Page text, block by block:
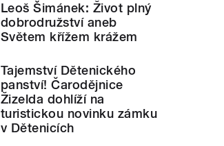
Leoš Šimánek: Život plný
dobrodružství aneb
Světem křížem krážem
Tajemství Dětenického
panství! Čarodějnice
Žizelda dohlíží na
turistickou novinku zámku
v Dětenicích